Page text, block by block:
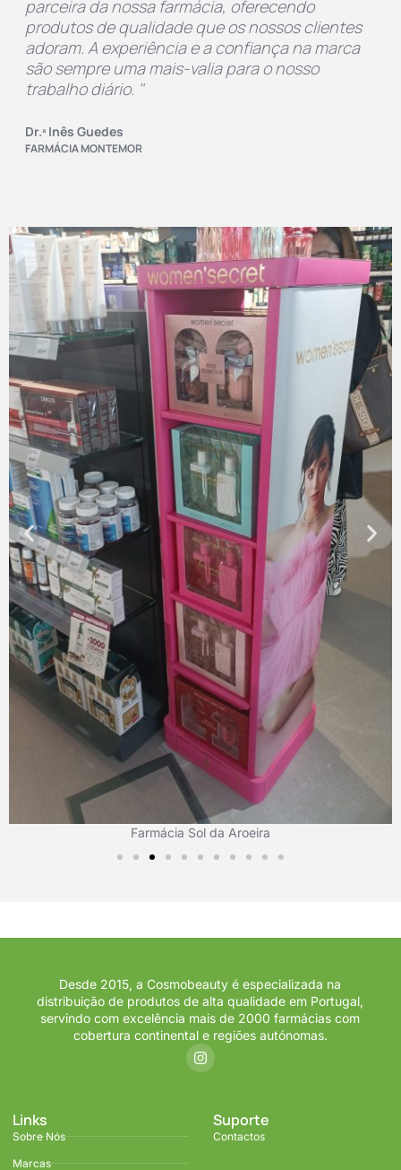
parceira da nossa farmácia, oferecendo
produtos de qualidade que os nossos clientes
adoram. A experiência e a confiança na marca
são sempre uma mais-valia para o nosso
trabalho diário. "
Dr.ª Inês Guedes
FARMÁCIA MONTEMOR
Farmácia Sol da Aroeira
Desde 2015, a Cosmobeauty é especializada na
distribuição de produtos de alta qualidade em Portugal,
servindo com excelência mais de 2000 farmácias com
cobertura continental e regiões autónomas.
Links
Sobre Nós
Marcas
Suporte
Contactos